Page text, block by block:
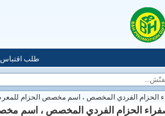
طلب اقتباس
الحزام الفردي المخصص ، اسم مخصص الحزام
الحزام الفردي المخصص ، اسم